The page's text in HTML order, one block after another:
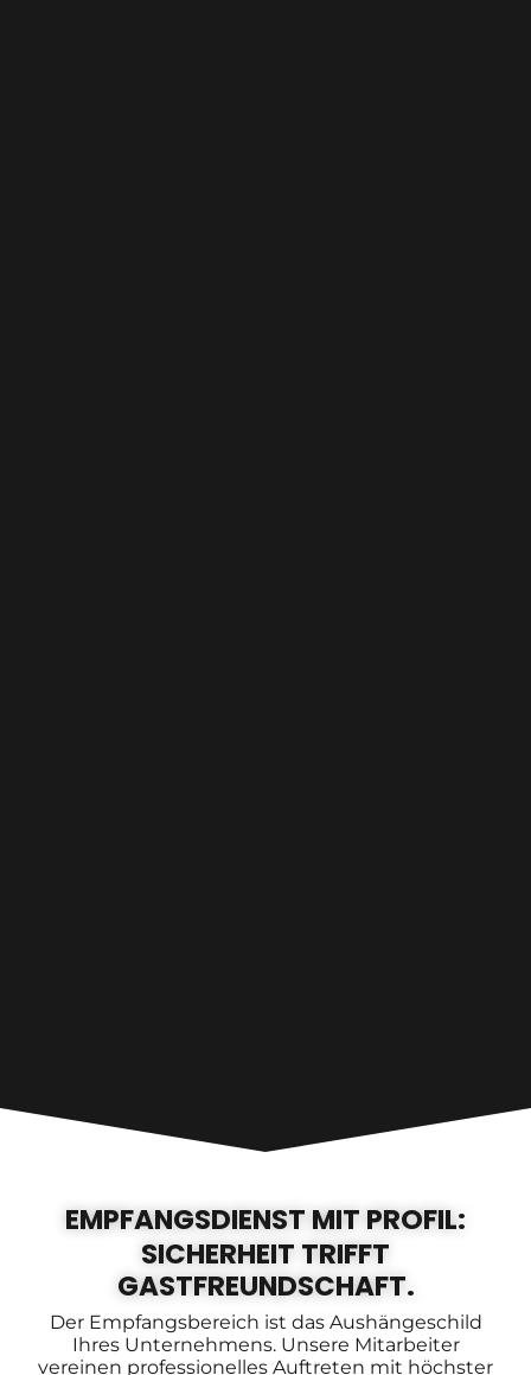
EMPFANGSDIENST MIT PROFIL:
SICHERHEIT TRIFFT
GASTFREUNDSCHAFT.
Der Empfangsbereich ist das Aushängeschild
Ihres Unternehmens. Unsere Mitarbeiter
vereinen professionelles Auftreten mit höchster